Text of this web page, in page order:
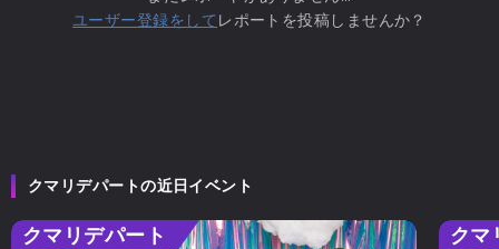
ユーザー登録をして レポートを投稿しませんか？
クマリデパートの近日イベント
クマリデパート クマ